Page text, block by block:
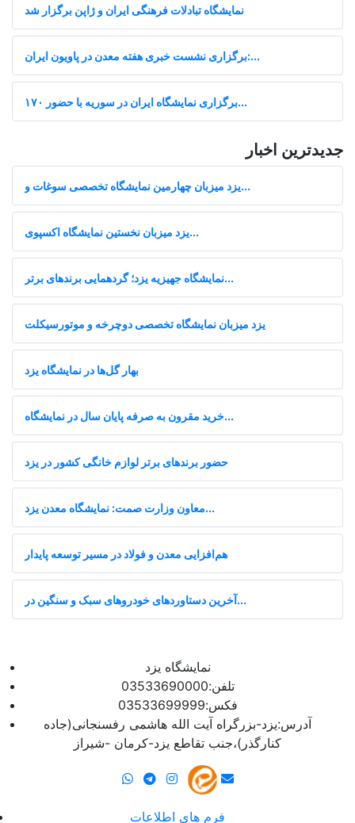
نمایشگاه تبادلات فرهنگی ایران و ژاپن برگزار شد
برگزاری نشست خبری هفته معدن در پاویون ایران:...
برگزاری نمایشگاه ایران در سوریه با حضور ۱۷۰...
جدیدترین اخبار
یزد میزبان چهارمین نمایشگاه تخصصی سوغات و...
یزد میزبان نخستین نمایشگاه اکسپوی...
نمایشگاه جهیزیه یزد؛ گردهمایی برندهای برتر...
یزد میزبان نمایشگاه تخصصی دوچرخه و موتورسیکلت
بهار گل‌ها در نمایشگاه یزد
خرید مقرون‌ به‌ صرفه پایان سال در نمایشگاه...
حضور برندهای برتر لوازم خانگی کشور در یزد
معاون وزارت صمت: نمایشگاه معدن یزد...
هم‌افزایی معدن و فولاد در مسیر توسعه پایدار
آخرین دستاوردهای خودروهای سبک و سنگین در...
نمایشگاه یزد
تلفن:03533690000
فکس:03533699999
آدرس:یزد-بزرگراه آیت الله هاشمی رفسنجانی(جاده
کنارگذر)،جنب تقاطع یزد-کرمان -شیراز
فرم های اطلاعات